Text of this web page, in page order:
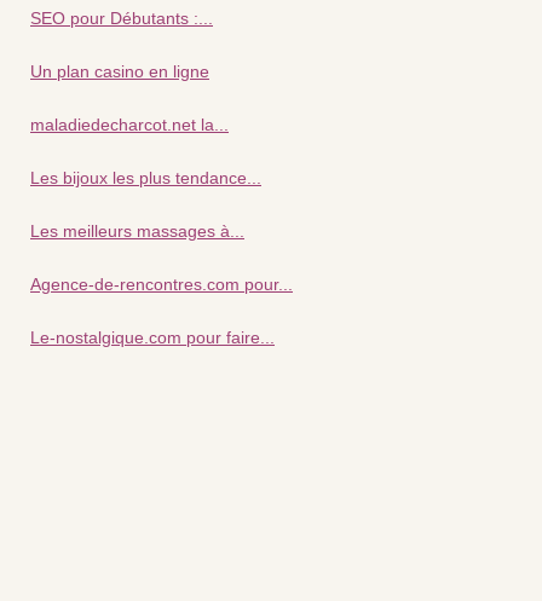
SEO pour Débutants :...
Un plan casino en ligne
maladiedecharcot.net la...
Les bijoux les plus tendance...
Les meilleurs massages à...
Agence-de-rencontres.com pour...
Le-nostalgique.com pour faire...